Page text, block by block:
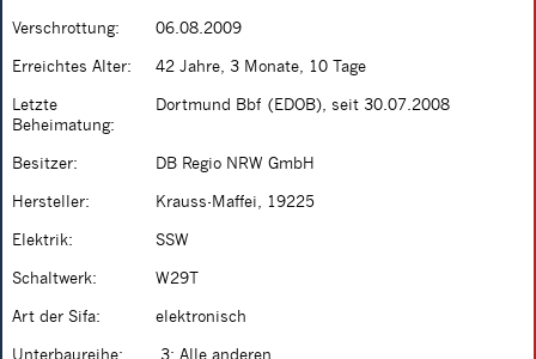
Verschrottung: 06.08.2009
Erreichtes Alter: 42 Jahre, 3 Monate, 10 Tage
Letzte
Beheimatung:
Dortmund Bbf (EDOB), seit 30.07.2008
Besitzer: DB Regio NRW GmbH
Hersteller: Krauss-Maffei, 19225
Elektrik: SSW
Schaltwerk: W29T
Art der Sifa: elektronisch
Unterbaureihe: .3: Alle anderen